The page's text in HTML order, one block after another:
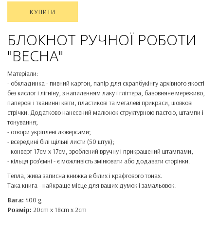
КУПИТИ
БЛОКНОТ РУЧНОЇ РОБОТИ
"ВЕСНА"
Матеріали:
- обкладинка - пивний картон, папір для скрапбукінгу архівного якості
без кислот і лігніну, з напиленням лаку і гліттера, бавовняне мереживо,
паперові і тканинні квіти, пластикові та металеві прикраси, шовкові
стрічки. Додатково нанесений малюнок структурною пастою, штампи і
тонування;
- отвори укріплені люверсами;
- всередині білі щільні листи (50 штук);
- конверт 17см х 17см, зроблений вручну і прикрашений штампами;
- кільця роз'ємні - є можливість змінювати або додавати сторінки.
Тепла, жива записна книжка в білих і крафтового тонах.
Така книга - найкраще місце для ваших думок і замальовок.
Вага: 400 g
Розмір: 20cm x 18cm x 2cm